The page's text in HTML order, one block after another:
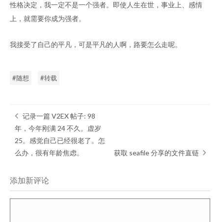
性格决定，我一定不是一个强者。即使人生在世，事业上、感情
上，就需要你成为强者。
我接受了自己的平凡，可是平凡的人啊，路要怎么走呢。
随想 转载
记录一篇 V2EX 帖子: 98
年，今年刚满 24 不久。虚岁
25。感觉自己已经很老了。怎
么办，很有年龄焦虑。
获取 seafile 分享的文件直链
添加新评论